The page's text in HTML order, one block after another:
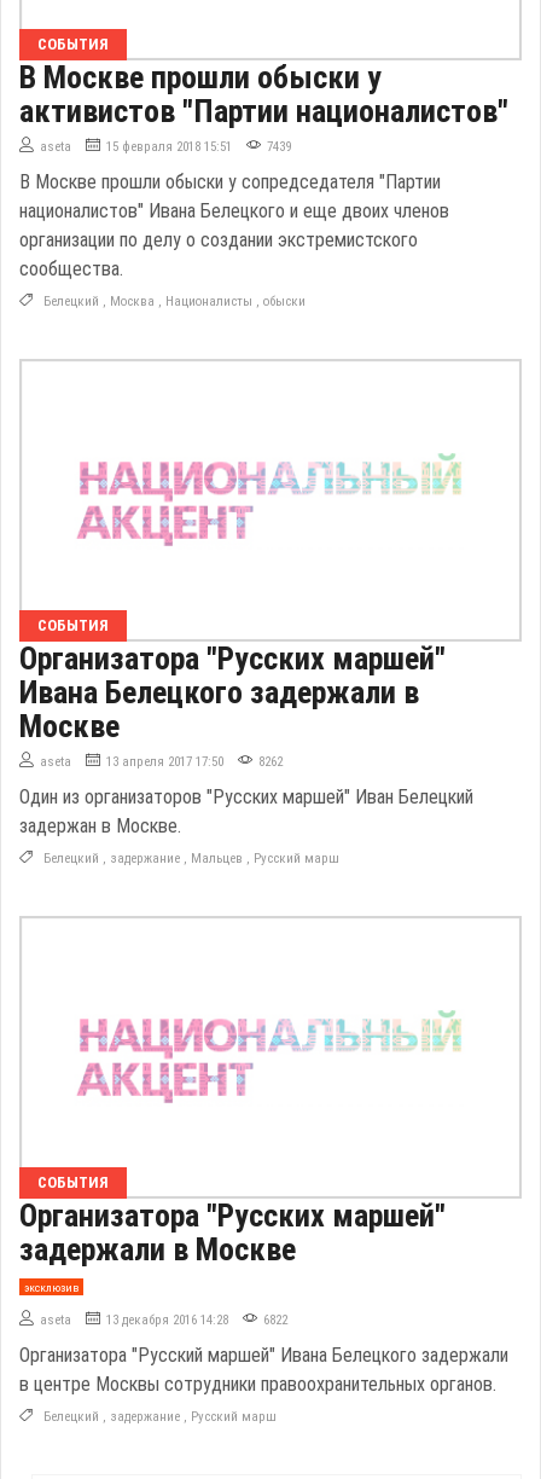
СОБЫТИЯ
В Москве прошли обыски у
активистов "Партии националистов"
aseta 15 февраля 2018 15:51 7439
В Москве прошли обыски у сопредседателя "Партии
националистов" Ивана Белецкого и еще двоих членов
организации по делу о создании экстремистского
сообщества.
Белецкий , Москва , Националисты , обыски
СОБЫТИЯ
Организатора "Русских маршей"
Ивана Белецкого задержали в
Москве
aseta 13 апреля 2017 17:50 8262
Один из организаторов "Русских маршей" Иван Белецкий
задержан в Москве.
Белецкий , задержание , Мальцев , Русский марш
СОБЫТИЯ
Организатора "Русских маршей"
задержали в Москве
эксклюзив
aseta 13 декабря 2016 14:28 6822
Организатора "Русский маршей" Ивана Белецкого задержали
в центре Москвы сотрудники правоохранительных органов.
Белецкий , задержание , Русский марш